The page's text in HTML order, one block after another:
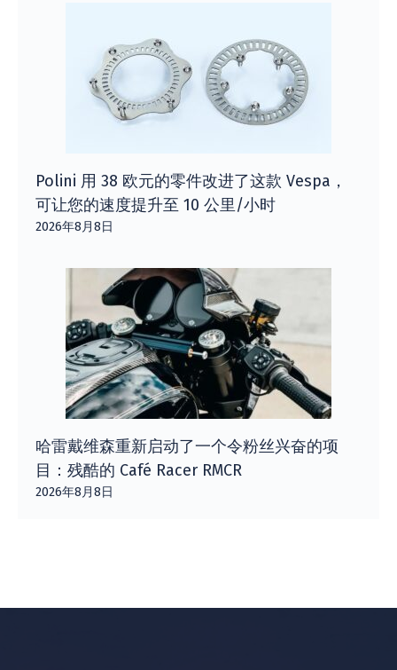
Polini 用 38 欧元的零件改进了这款 Vespa，
可让您的速度提升至 10 公里/小时
2026年8月8日
哈雷戴维森重新启动了一个令粉丝兴奋的项
目：残酷的 Café Racer RMCR
2026年8月8日